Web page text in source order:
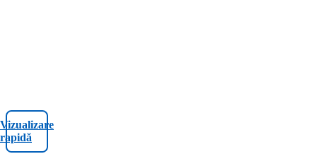
Vizualizare
rapidă